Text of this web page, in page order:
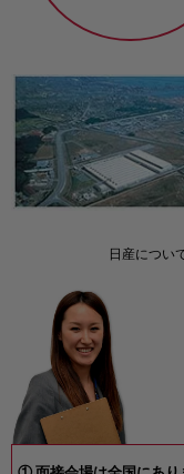
日産につい